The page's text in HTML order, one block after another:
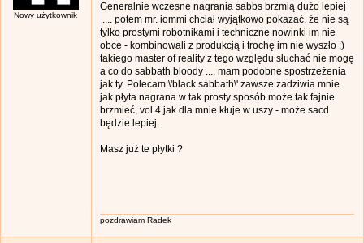
Nowy użytkownik
Generalnie wczesne nagrania sabbs brzmią dużo lepiej
.... potem mr. iommi chciał wyjątkowo pokazać, że nie są
tylko prostymi robotnikami i techniczne nowinki im nie
obce - kombinowali z produkcją i trochę im nie wyszło :)
takiego master of reality z tego względu słuchać nie mogę
a co do sabbath bloody .... mam podobne spostrzeżenia
jak ty. Polecam \'black sabbath\' zawsze zadziwia mnie
jak płyta nagrana w tak prosty sposób może tak fajnie
brzmieć, vol.4 jak dla mnie kłuje w uszy - może sacd
będzie lepiej.
Masz już te płytki ?
pozdrawiam Radek